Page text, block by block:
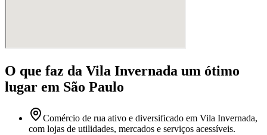
O que faz da Vila Invernada um ótimo
lugar em São Paulo
Comércio de rua ativo e diversificado em Vila Invernada,
com lojas de utilidades, mercados e serviços acessíveis.